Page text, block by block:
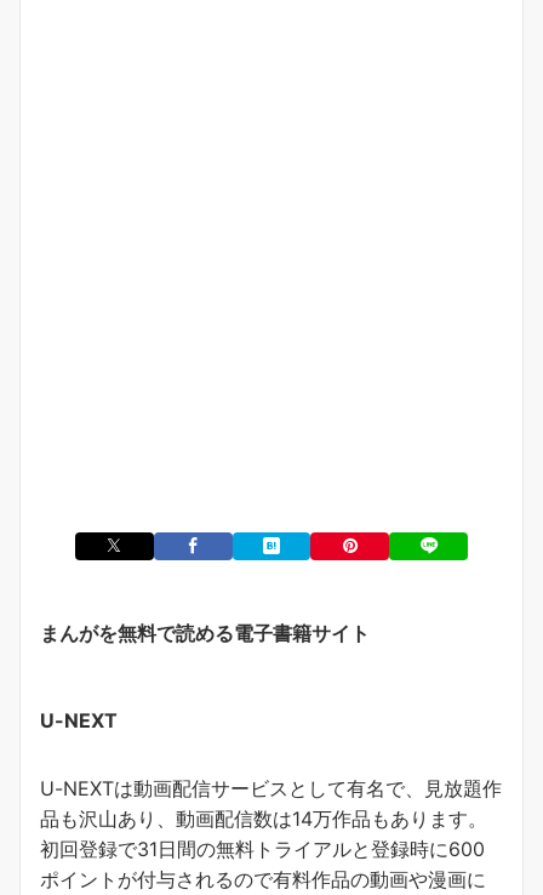
まんがを無料で読める電子書籍サイト
U-NEXT
U-NEXTは動画配信サービスとして有名で、見放題作
品も沢山あり、動画配信数は14万作品もあります。
初回登録で31日間の無料トライアルと登録時に600
ポイントが付与されるので有料作品の動画や漫画に